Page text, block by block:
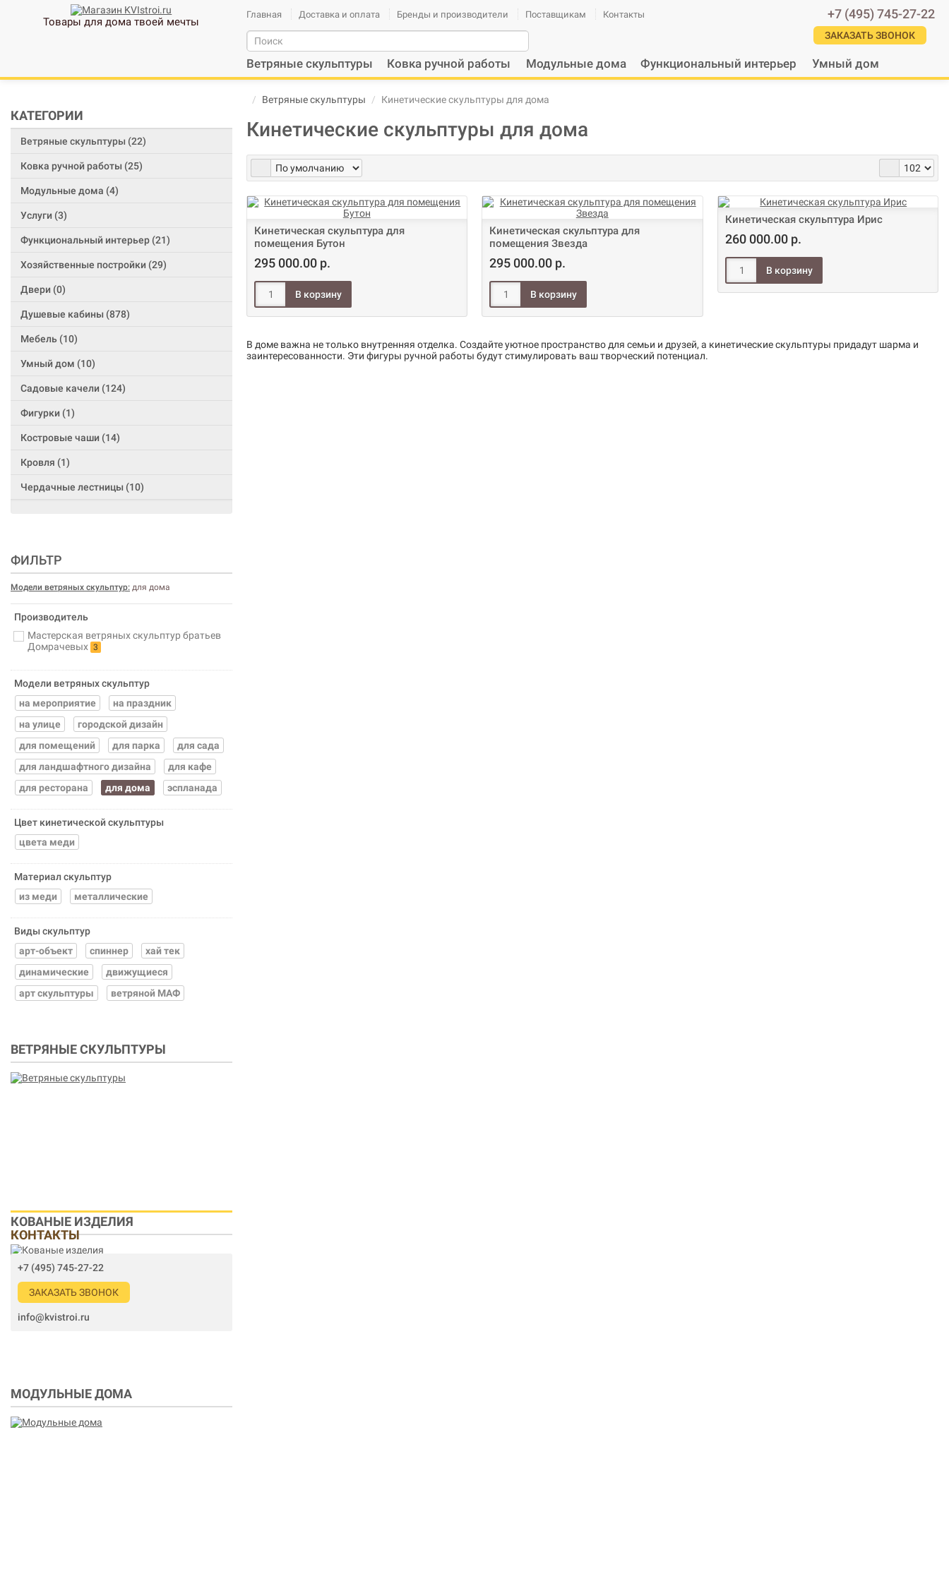
Товары для дома твоей мечты
+7 (495) 745-27-22
ЗАКАЗАТЬ ЗВОНОК
Главная Доставка и оплата Бренды и производители Поставщикам Контакты
Ветряные скульптуры Ковка ручной работы Модульные дома Функциональный интерьер Умный дом
КАТЕГОРИИ
Ветряные скульптуры (22)
Ковка ручной работы (25)
Модульные дома (4)
Услуги (3)
Функциональный интерьер (21)
Хозяйственные постройки (29)
Двери (0)
Душевые кабины (878)
Мебель (10)
Умный дом (10)
Садовые качели (124)
Фигурки (1)
Костровые чаши (14)
Кровля (1)
Чердачные лестницы (10)
ФИЛЬТР
Модели ветряных скульптур: для дома
Производитель
Мастерская ветряных скульптур братьев
Домрачевых 3
Модели ветряных скульптур
на мероприятие
на праздник
на улице
городской дизайн
для помещений
для парка
для сада
для ландшафтного дизайна
для кафе
для ресторана
для дома эспланада
Цвет кинетической скульптуры
цвета меди
Материал скульптур
из меди
металлические
Виды скульптур
арт-объект
спиннер
хай тек
динамические
движущиеся
арт скульптуры
ветряной МАФ
ВЕТРЯНЫЕ СКУЛЬПТУРЫ
КОВАНЫЕ ИЗДЕЛИЯ
МОДУЛЬНЫЕ ДОМА
КОНТАКТЫ
+7 (495) 745-27-22
ЗАКАЗАТЬ ЗВОНОК
info@kvistroi.ru
Ветряные скульптуры Кинетические скульптуры для дома
Кинетические скульптуры для дома
Кинетическая скульптура для
помещения Бутон
295 000.00 р.
Кинетическая скульптура для
помещения Звезда
295 000.00 р.
Кинетическая скульптура Ирис
260 000.00 р.
В доме важна не только внутренняя отделка. Создайте уютное пространство для семьи и друзей, а кинетические скульптуры придадут шарма и
заинтересованности. Эти фигуры ручной работы будут стимулировать ваш творческий потенциал.